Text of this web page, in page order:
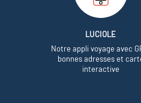
LUCIOLE
Notre appli voyage avec
bonnes adresses et
interactive